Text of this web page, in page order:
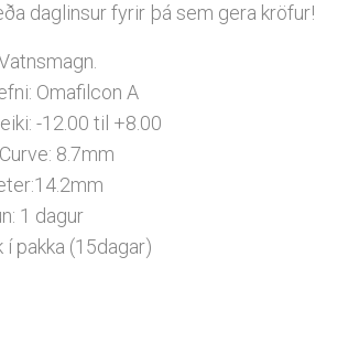
daglinsur fyrir þá sem gera kröfur!
Omafilcon A
-12.00 til +8.00
8.7mm
1 dagur
í pakka (15dagar)